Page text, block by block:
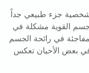
جزء طبيعي جداً
القوية مشكلة في
في رائحة الجسم
بعض الأحيان تعكس